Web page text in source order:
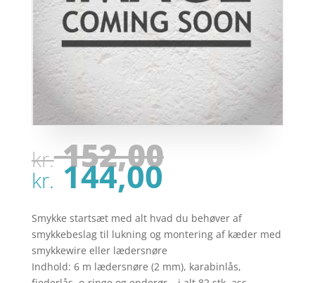
kr.152,00Den
var:
kr.
kr.144,00Den
pris
er:
kr.
Smykke startsæt med alt hvad du behøver af
smykkebeslag til lukning og montering af kæder med
smykkewire eller lædersnøre
Indhold: 6 m lædersnøre (2 mm), karabinlås,